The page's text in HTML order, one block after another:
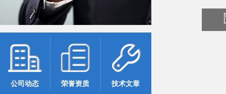
公司动态 荣誉资质 技术文章
项目是需要定